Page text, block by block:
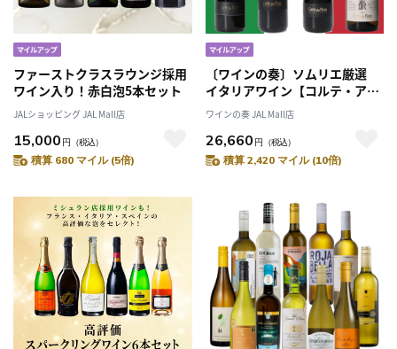
ファーストクラスラウンジ採用
ワイン入り！赤白泡5本セット
JALショッピング JAL Mall店
15,000 円 （税込）
積算 680 マイル (5倍)
〔ワインの奏〕ソムリエ厳選
イタリアワイン【コルテ・アッ
ラ・フローラ】 イタリアワイ
ン４本セット ブルネロ・バロー
ロ・キャンティ・ピノグリ
ワインの奏 JAL Mall店
26,660 円 （税込）
積算 2,420 マイル (10倍)